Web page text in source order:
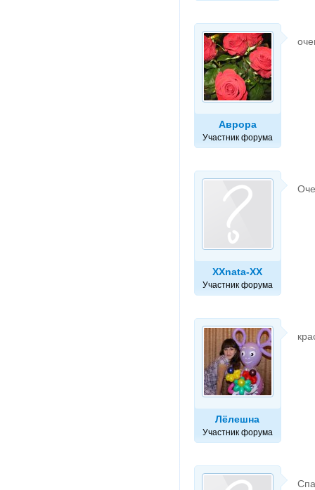
Аврора
Участник форума
XXnata-XX
Участник форума
Лёлешна
Участник форума